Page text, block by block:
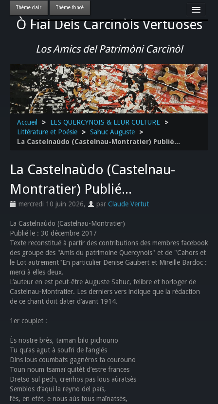
Ò Fial Dels Carcinòls Vertuoses
Los Amics del Patrimòni Carcinòl
Accueil
LES QUERCYNOIS & LEUR CULTURE
PATRIMOINE
GASTRONOMIE
ACTUALITE-CULTURE-EVENEMENTS LOCAUX
>>
Accueil > LES QUERCYNOIS & LEUR CULTURE
>
Littérature et Poésie
> Sahuc Auguste
>
La Castelnaùdo (Castelnau-Montratier) Publié...
La Castelnaùdo (Castelnau-
Montratier) Publié...
mercredi 10 juin 2026, par Claude Vertut
La Castelnaùdo (Castelnau-Montratier)
Publié le : 30 décembre 2017
Texte reconstitué à partir des contributions des membres facebook
des groupe des "Amis du patrimoine Quercynois" et de "Cahors et
le Lot autrement"En particulier Denise Gaubert et Mireille Bardoc :
merci à elles deux.
L’auteur en est peut-être Auguste Sahuc, felibre et horloger de
Castelnau-Montratier. Les derniers vers indique que la rédaction
de ce chant doit dater d’avant 1914.
1er couplet :
Ès nostre brès, taiman bilo pichouno
Tu qu’as agut à soufri de l’anglés
Dins lous coumbats gagnèros ta courouno
Toun noum tsamaï quitèt d’estre frances
Dretso sul pech, crenhos pas lous aùratsès
Semblos d’aqui la reyno del païs,
l’ès, en efèt, e nous aùs tous maïnatsès,